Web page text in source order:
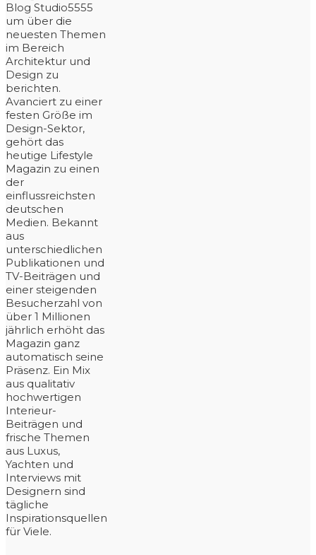
Blog Studio5555
um über die
neuesten Themen
im Bereich
Architektur und
Design zu
berichten.
Avanciert zu einer
festen Größe im
Design-Sektor,
gehört das
heutige Lifestyle
Magazin zu einen
der
einflussreichsten
deutschen
Medien. Bekannt
aus
unterschiedlichen
Publikationen und
TV-Beiträgen und
einer steigenden
Besucherzahl von
über 1 Millionen
jährlich erhöht das
Magazin ganz
automatisch seine
Präsenz. Ein Mix
aus qualitativ
hochwertigen
Interieur-
Beiträgen und
frische Themen
aus Luxus,
Yachten und
Interviews mit
Designern sind
tägliche
Inspirationsquellen
für Viele.